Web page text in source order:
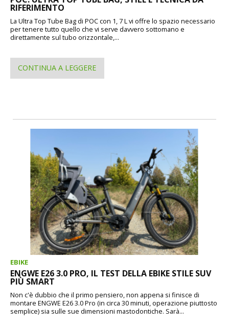
RIFERIMENTO
La Ultra Top Tube Bag di POC con 1, 7 L vi offre lo spazio necessario
per tenere tutto quello che vi serve davvero sottomano e
direttamente sul tubo orizzontale,...
CONTINUA A LEGGERE
EBIKE
ENGWE E26 3.0 PRO, IL TEST DELLA EBIKE STILE SUV
PIÙ SMART
Non c'è dubbio che il primo pensiero, non appena si finisce di
montare ENGWE E26 3.0 Pro (in circa 30 minuti, operazione piuttosto
semplice) sia sulle sue dimensioni mastodontiche. Sarà...